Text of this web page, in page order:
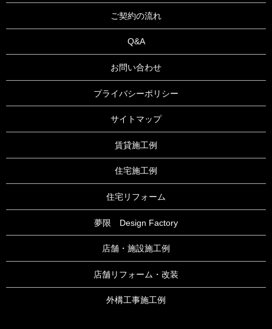
ご契約の流れ
Q&A
お問い合わせ
プライバシーポリシー
サイトマップ
賃貸施工例
住宅施工例
住宅リフォーム
夢限 Design Factory
店舗・施設施工例
店舗リフォーム・改装
外構工事施工例